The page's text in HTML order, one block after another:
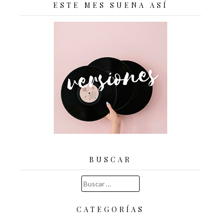
ESTE MES SUENA ASÍ
BUSCAR
Buscar:
CATEGORÍAS